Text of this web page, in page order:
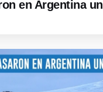
en Argentina un